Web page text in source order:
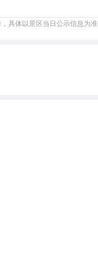
具体以景区当日公示信息为准